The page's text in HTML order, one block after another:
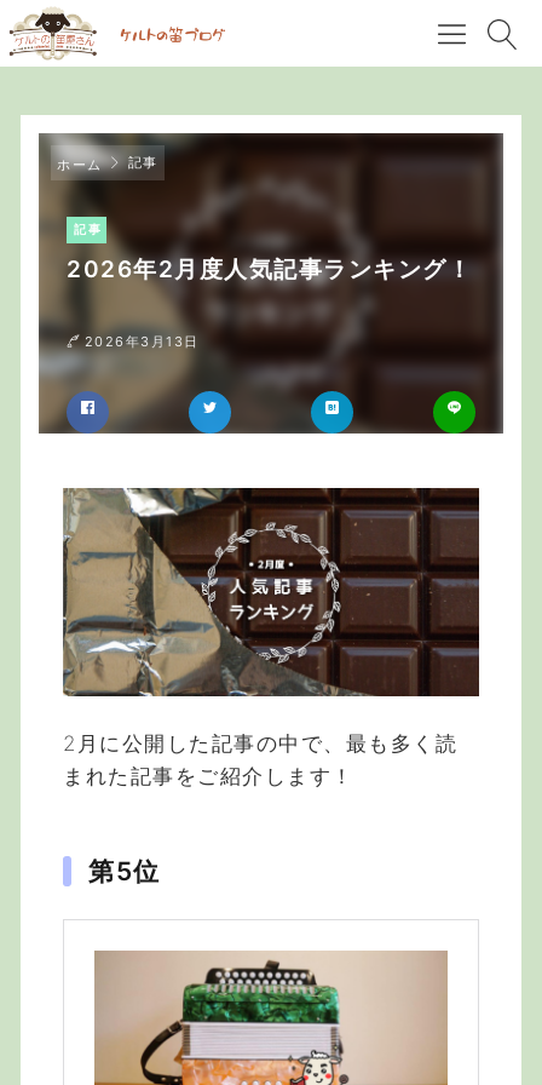
ホーム 記事
記事
2026年2月度人気記事ランキング！
2026年3月13日
2月に公開した記事の中で、最も多く読
まれた記事をご紹介します！
第5位